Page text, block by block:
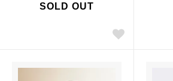
SOLD OUT